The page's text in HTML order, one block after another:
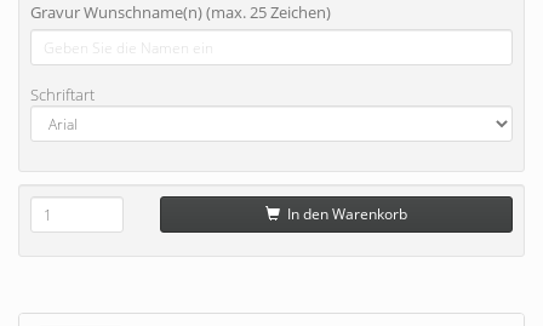
Gravur Wunschname(n) (max. 25 Zeichen)
Schriftart
In den Warenkorb